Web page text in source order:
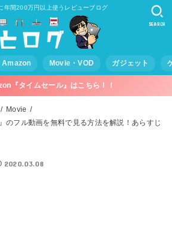
年間200万円以上使うレビューブログ
Amazon Movie・VOD ガジェット
SEARCH
『タイムセール』はこちら！！
Movie
のフル動画を無料で見る方法を解説！あらすじ
2020.03.08